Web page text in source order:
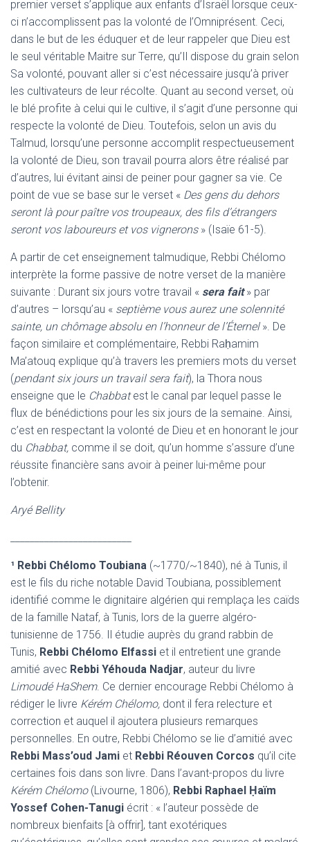
premier verset s’applique aux enfants d’Israël lorsque ceux-
ci n’accomplissent pas la volonté de l’Omniprésent. Ceci,
dans le but de les éduquer et de leur rappeler que Dieu est
le seul véritable Maitre sur Terre, qu’Il dispose du grain selon
Sa volonté, pouvant aller si c’est nécessaire jusqu’à priver
les cultivateurs de leur récolte. Quant au second verset, où
le blé profite à celui qui le cultive, il s’agit d’une personne qui
respecte la volonté de Dieu. Toutefois, selon un avis du
Talmud, lorsqu’une personne accomplit respectueusement
la volonté de Dieu, son travail pourra alors être réalisé par
d’autres, lui évitant ainsi de peiner pour gagner sa vie. Ce
point de vue se base sur le verset « Des gens du dehors
seront là pour paître vos troupeaux, des fils d’étrangers
seront vos laboureurs et vos vignerons» (Isaïe 61-5).
A partir de cet enseignement talmudique, Rebbi Chélomo
interprète la forme passive de notre verset de la manière
suivante : Durant six jours votre travail « sera fait» par
d’autres – lorsqu’au « septième vous aurez une solennité
sainte, un chômage absolu en l’honneur de l’Éternel». De
façon similaire et complémentaire, Rebbi Raḥamim
Ma’atouq explique qu’à travers les premiers mots du verset
(pendant six jours un travail sera fait), la Thora nous
enseigne que le Chabbatest le canal par lequel passe le
flux de bénédictions pour les six jours de la semaine. Ainsi,
c’est en respectant la volonté de Dieu et en honorant le jour
du Chabbat, comme il se doit, qu’un homme s’assure d’une
réussite financière sans avoir à peiner lui-même pour
l’obtenir.
Aryé Bellity
¹ Rebbi Chélomo Toubiana (~1770/~1840), né à Tunis, il
est le fils du riche notable David Toubiana, possiblement
identifié comme le dignitaire algérien qui remplaça les caïds
de la famille Nataf, à Tunis, lors de la guerre algéro-
tunisienne de 1756. Il étudie auprès du grand rabbin de
Tunis, Rebbi Chélomo Elfassi et il entretient une grande
amitié avec Rebbi Yéhouda Nadjar, auteur du livre
Limoudé HaShem. Ce dernier encourage Rebbi Chélomo à
rédiger le livre Kérém Chélomo, dont il fera relecture et
correction et auquel il ajoutera plusieurs remarques
personnelles. En outre, Rebbi Chélomo se lie d’amitié avec
Rebbi Mass’oud Jami et Rebbi Réouven Corcos qu’il cite
certaines fois dans son livre. Dans l’avant-propos du livre
Kérém Chélomo(Livourne, 1806), Rebbi Raphael Ḥaïm
Yossef Cohen-Tanugi écrit : « l’auteur possède de
nombreux bienfaits [à offrir], tant exotériques